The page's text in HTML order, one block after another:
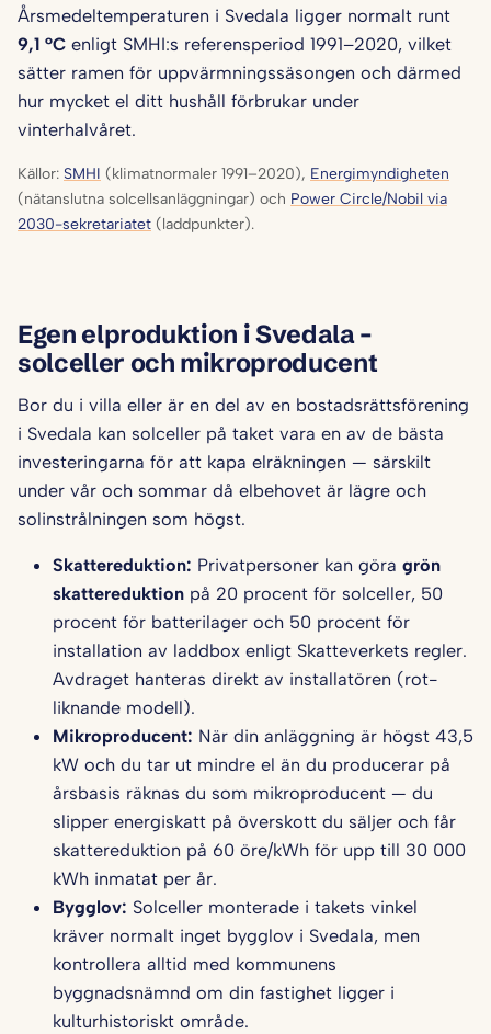
Årsmedeltemperaturen i Svedala ligger normalt runt
9,1 °C enligt SMHI:s referensperiod 1991–2020, vilket
sätter ramen för uppvärmningssäsongen och därmed
hur mycket el ditt hushåll förbrukar under
vinterhalvåret.
Källor: SMHI (klimatnormaler 1991–2020), Energimyndigheten
(nätanslutna solcellsanläggningar) och Power Circle/Nobil via
2030-sekretariatet (laddpunkter).
Egen elproduktion i Svedala –
solceller och mikroproducent
Bor du i villa eller är en del av en bostadsrättsförening
i Svedala kan solceller på taket vara en av de bästa
investeringarna för att kapa elräkningen — särskilt
under vår och sommar då elbehovet är lägre och
solinstrålningen som högst.
Skattereduktion: Privatpersoner kan göra grön
skattereduktion på 20 procent för solceller, 50
procent för batterilager och 50 procent för
installation av laddbox enligt Skatteverkets regler.
Avdraget hanteras direkt av installatören (rot-
liknande modell).
Mikroproducent: När din anläggning är högst 43,5
kW och du tar ut mindre el än du producerar på
årsbasis räknas du som mikroproducent — du
slipper energiskatt på överskott du säljer och får
skattereduktion på 60 öre/kWh för upp till 30 000
kWh inmatat per år.
Bygglov: Solceller monterade i takets vinkel
kräver normalt inget bygglov i Svedala, men
kontrollera alltid med kommunens
byggnadsnämnd om din fastighet ligger i
kulturhistoriskt område.